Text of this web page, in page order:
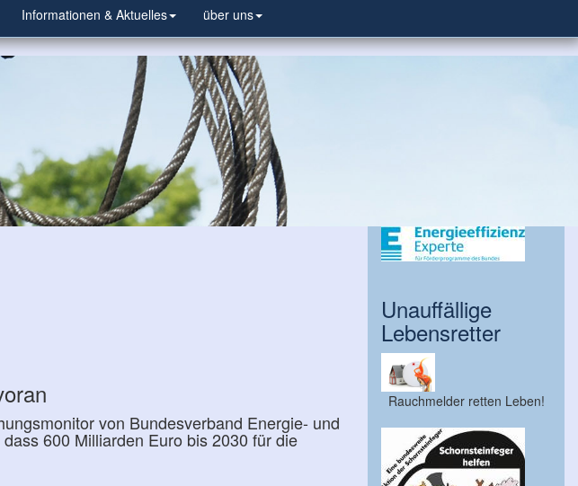
Informationen & Aktuelles
über uns
von Bundesverband Energie- und
600 Milliarden Euro bis 2030 für die
Unauffällige
Lebensretter
Rauchmelder retten Leben!